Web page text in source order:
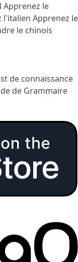
Apprenez le
l'italien Apprenez le
le chinois
de connaissance
de Grammaire